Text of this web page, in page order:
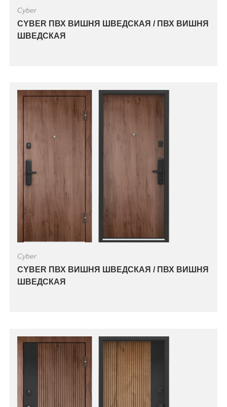
Cyber
CYBER ПВХ ВИШНЯ ШВЕДСКАЯ / ПВХ ВИШНЯ
ШВЕДСКАЯ
Cyber
CYBER ПВХ ВИШНЯ ШВЕДСКАЯ / ПВХ ВИШНЯ
ШВЕДСКАЯ